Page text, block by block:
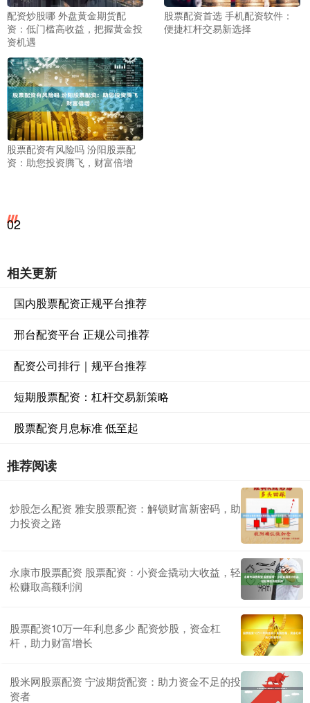
配资炒股哪 外盘黄金期货配
资：低门槛高收益，把握黄金投
资机遇
股票配资首选 手机配资软件：
便捷杠杆交易新选择
股票配资有风险吗 汾阳股票配
资：助您投资腾飞，财富倍增
02
相关更新
国内股票配资正规平台推荐
邢台配资平台 正规公司推荐
配资公司排行｜规平台推荐
短期股票配资：杠杆交易新策略
股票配资月息标准 低至起
推荐阅读
炒股怎么配资 雅安股票配资：解锁财富新密码，助
力投资之路
永康市股票配资 股票配资：小资金撬动大收益，轻
松赚取高额利润
股票配资10万一年利息多少 配资炒股，资金杠
杆，助力财富增长
股米网股票配资 宁波期货配资：助力资金不足的投
资者